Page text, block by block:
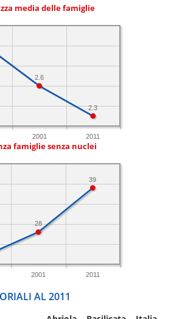
media delle famiglie
2001 2011
2.3
2.6
famiglie senza nuclei
2001 2011
39
28
AL 2011